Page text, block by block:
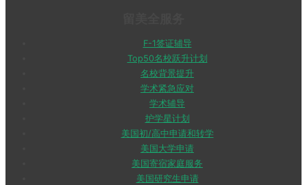
F-1签证辅导
Top50名校跃升计划
名校背景提升
学术紧急应对
学术辅导
护学星计划
美国初/高中申请和转学
美国大学申请
美国寄宿家庭服务
美国研究生申请